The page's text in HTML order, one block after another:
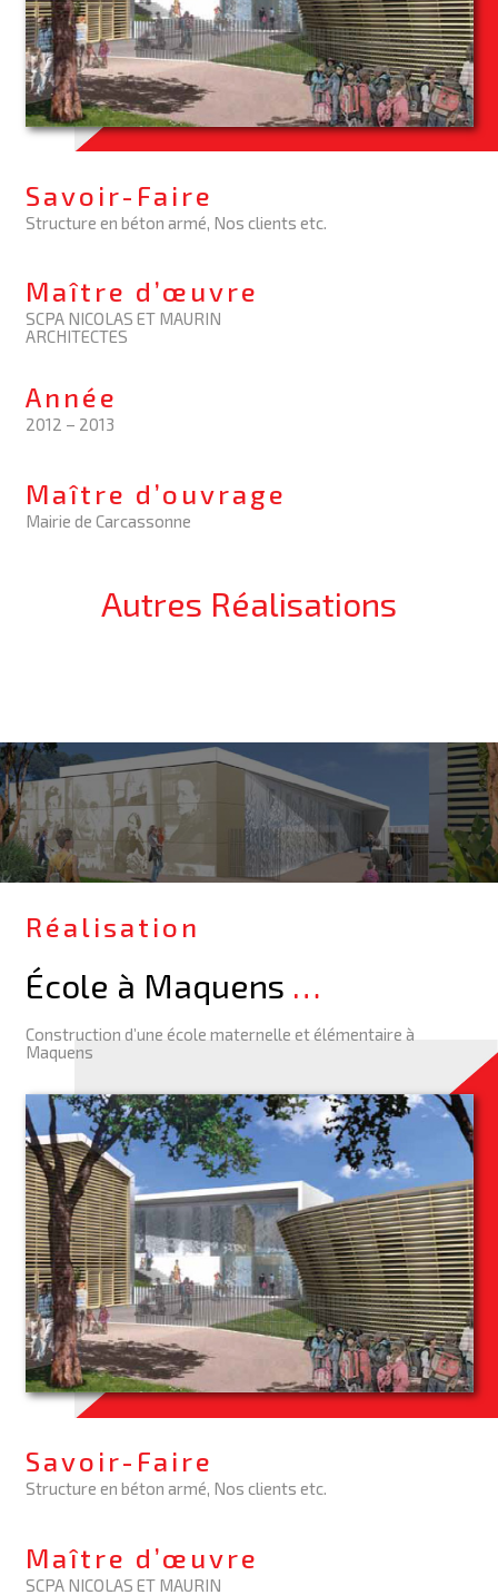
Savoir-Faire
Structure en béton armé, Nos clients etc.
Maître d’œuvre
SCPA NICOLAS ET MAURIN
ARCHITECTES
Année
2012 – 2013
Maître d’ouvrage
Mairie de Carcassonne
Autres Réalisations
Réalisation
École à Maquens …
Construction d’une école maternelle et élémentaire à
Maquens
Savoir-Faire
Structure en béton armé, Nos clients etc.
Maître d’œuvre
SCPA NICOLAS ET MAURIN